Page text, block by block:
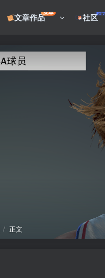
文章作品菜单 社区帖
正文